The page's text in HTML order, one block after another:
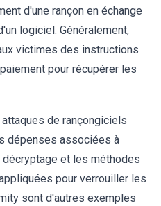
d'une rançon en échange
logiciel. Généralement,
victimes des instructions
pour récupérer les
de rançongiciels
dépenses associées à
et les méthodes
pour verrouiller les
sont d'autres exemples